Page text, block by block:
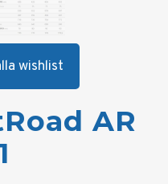
wishlist
AR